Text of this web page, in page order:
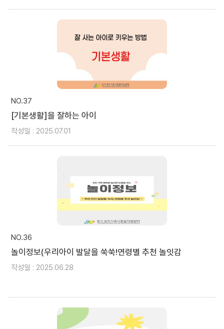
NO.37
[기본생활]을 잘하는 아이
작성일 : 2025.07.01
NO.36
놀이정보(우리아이 발달을 쑥쑥!연령별 추천 놀잇감
작성일 : 2025.06.28